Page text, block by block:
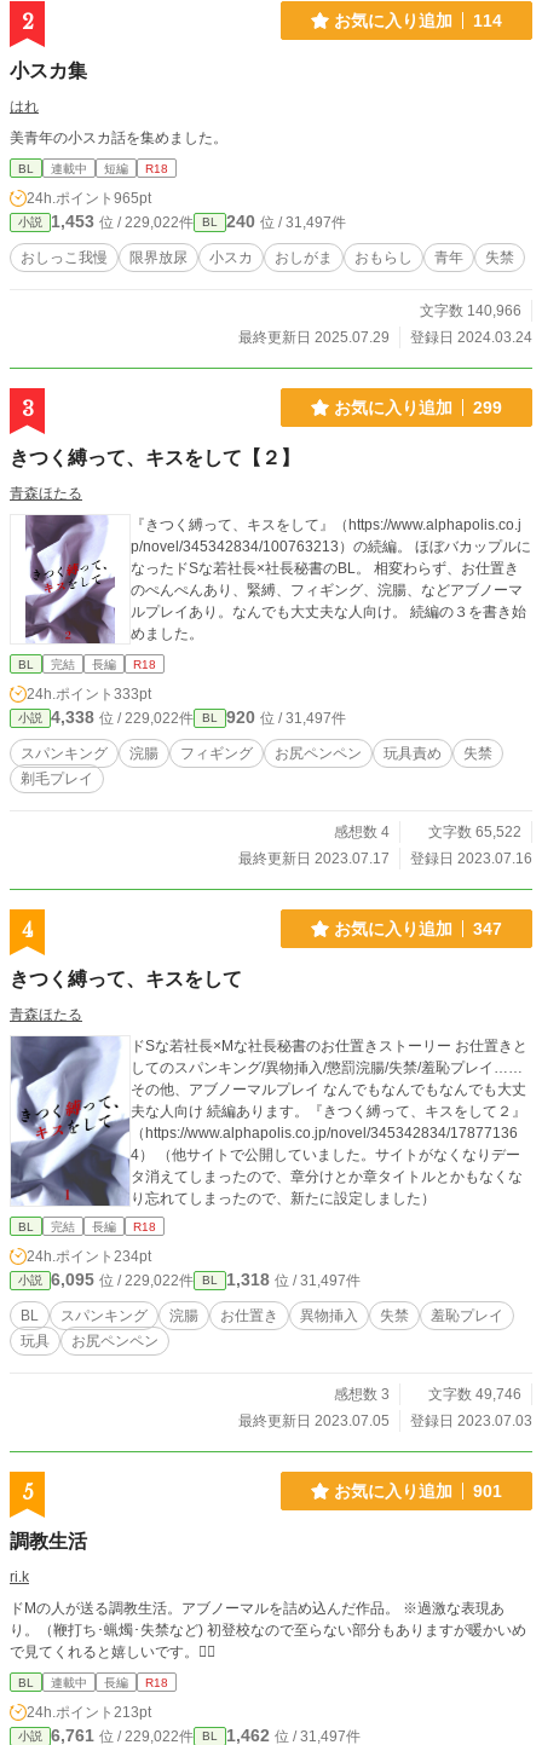
2 お気に入り追加 114
小スカ集
はれ
美青年の小スカ話を集めました。
BL 連載中 短編 R18
24h.ポイント 965pt
小説 1,453 位 / 229,022件 BL 240 位 / 31,497件
おしっこ我慢 限界放尿 小スカ おしがま おもらし 青年 失禁
文字数 140,966
最終更新日 2025.07.29
登録日 2024.03.24
3 お気に入り追加 299
きつく縛って、キスをして【２】
青森ほたる
『きつく縛って、キスをして』（https://www.alphapolis.co.j
p/novel/345342834/100763213）の続編。 ほぼバカップルに
なったドSな若社長×社長秘書のBL。 相変わらず、お仕置き
のぺんぺんあり、緊縛、フィギング、浣腸、などアブノーマ
ルプレイあり。なんでも大丈夫な人向け。 続編の３を書き始
めました。
BL 完結 長編 R18
24h.ポイント 333pt
小説 4,338 位 / 229,022件 BL 920 位 / 31,497件
スパンキング 浣腸 フィギング お尻ペンペン 玩具責め
失禁
剃毛プレイ
感想数 4
文字数 65,522
最終更新日 2023.07.17
登録日 2023.07.16
4 お気に入り追加 347
きつく縛って、キスをして
青森ほたる
ドSな若社長×Mな社長秘書のお仕置きストーリー お仕置きと
してのスパンキング/異物挿入/懲罰浣腸/失禁/羞恥プレイ……
その他、アブノーマルプレイ なんでもなんでもなんでも大丈
夫な人向け 続編あります。『きつく縛って、キスをして２』
（https://www.alphapolis.co.jp/novel/345342834/17877136
4） （他サイトで公開していました。サイトがなくなりデー
タ消えてしまったので、章分けとか章タイトルとかもなくな
り忘れてしまったので、新たに設定しました）
BL 完結 長編 R18
24h.ポイント 234pt
小説 6,095 位 / 229,022件 BL 1,318 位 / 31,497件
BL スパンキング 浣腸 お仕置き 異物挿入 失禁
羞恥プレイ
玩具
お尻ペンペン
感想数 3
文字数 49,746
最終更新日 2023.07.05
登録日 2023.07.03
5 お気に入り追加 901
調教生活
ri.k
ドMの人が送る調教生活。アブノーマルを詰め込んだ作品。 ※過激な表現あ
り。（鞭打ち･蝋燭･失禁など) 初登校なので至らない部分もありますが暖かいめ
で見てくれると嬉しいです。🙇‍♀️
BL 連載中 長編 R18
24h.ポイント 213pt
小説 6,761 位 / 229,022件 BL 1,462 位 / 31,497件